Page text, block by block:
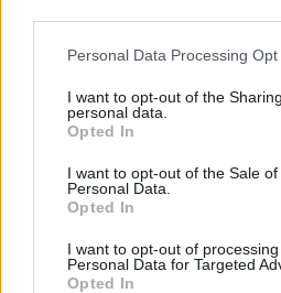
Personal Data Processing
I want to opt-out of the
personal data.
Opted In
I want to opt-out of the Sale of
Personal Data.
Opted In
I want to opt-out of
Personal Data for Targeted
Opted In